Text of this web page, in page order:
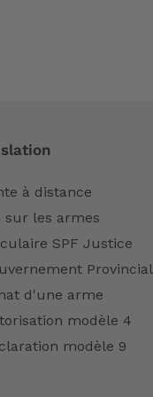
à distance
sur les armes
SPF Justice
Provincial
d'une arme
modèle 4
modèle 9